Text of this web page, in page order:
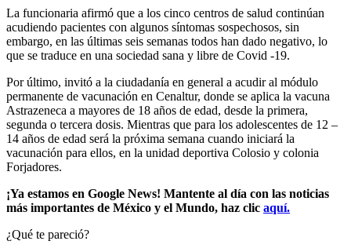
La funcionaria afirmó que a los cinco centros de salud continúan
acudiendo pacientes con algunos síntomas sospechosos, sin
embargo, en las últimas seis semanas todos han dado negativo, lo
que se traduce en una sociedad sana y libre de Covid -19.
Por último, invitó a la ciudadanía en general a acudir al módulo
permanente de vacunación en Cenaltur, donde se aplica la vacuna
Astrazeneca a mayores de 18 años de edad, desde la primera,
segunda o tercera dosis. Mientras que para los adolescentes de 12 –
14 años de edad será la próxima semana cuando iniciará la
vacunación para ellos, en la unidad deportiva Colosio y colonia
Forjadores.
¡Ya estamos en Google News! Mantente al día con las noticias
más importantes de México y el Mundo, haz clic aquí.
¿Qué te pareció?